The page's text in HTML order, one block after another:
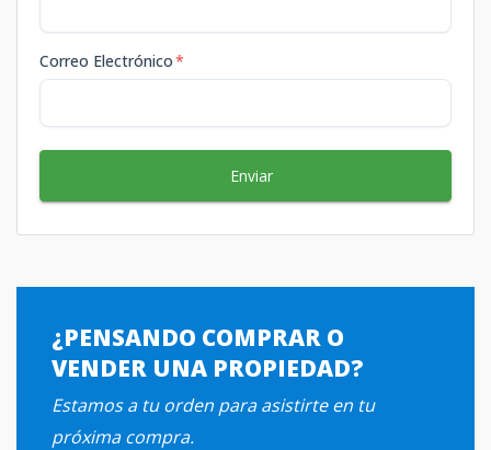
Correo Electrónico*
Enviar
¿PENSANDO COMPRAR O
VENDER UNA PROPIEDAD?
Estamos a tu orden para asistirte en tu
próxima compra.